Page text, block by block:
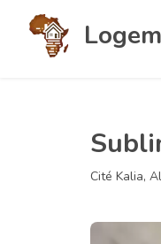
Cité Kalia,